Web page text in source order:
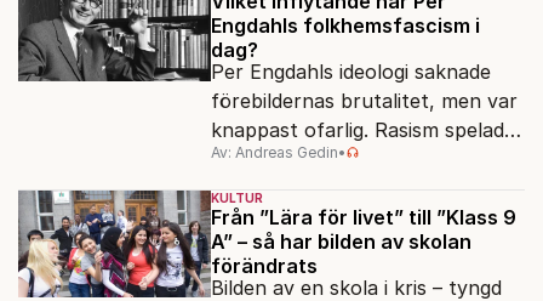
Engdahls folkhemsfascism i
dag?
Per Engdahls ideologi saknade
förebildernas brutalitet, men var
knappast ofarlig. Rasism spelades
ned i förmån för "kultur". Känns
det igen?
Av: Andreas Gedin•
KULTUR
Från ”Lära för livet” till ”Klass 9
A” – så har bilden av skolan
förändrats
Bilden av en skola i kris – tyngd